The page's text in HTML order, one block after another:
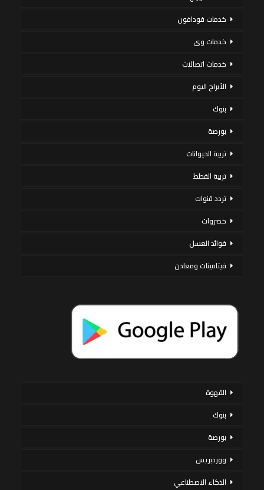
خدمات فودافون
خدمات وى
خدمات اتصالات
الأبراج اليوم
بنوك
بورصة
تربية الحيوانات
تربية القطط
تردد قنوات
خضروات
فوائد العسل
فيتامينات ومعادن
القهوة
بنوك
بورصة
ووردبريس
الذكاء الاصطناعي